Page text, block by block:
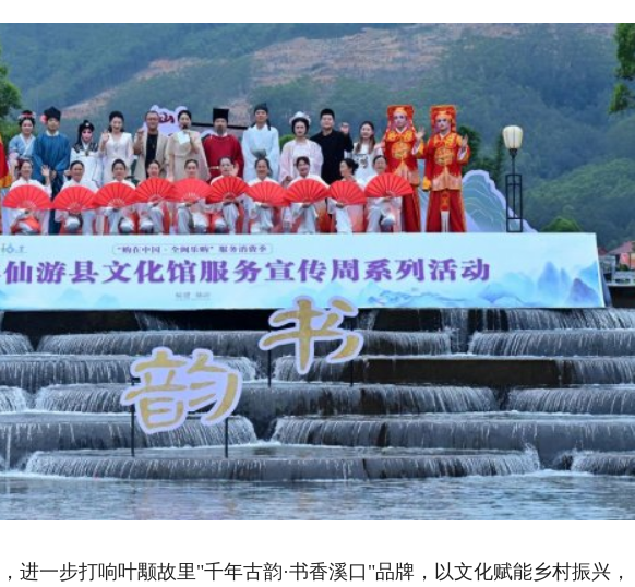
..
相关文章
湖南保靖县涂乍片区：百年“六月年”焕发新..
安徽涡阳：以正确政绩观指导驻村帮扶工作走..
常态帮扶不止步 实干笃行促振兴 ——河北..
锦旗载谢意•协作暖民心— “龙凤就业+”..
“乡村体育燃梦计划”篮球公益训练营在洛..
“河洛普法”大学生宣讲团：深耕基层，书写青..
清风拂蜀山 廉韵润童心——杭州职业技术..
联系我们 | 网站介绍 | 管理团队 | 欢迎投稿 | 杂志订阅 | 网站声明 | 海南海品专栏 |
乡村振兴局 主办：《中国乡村振兴》杂志社 版权所有：中国乡村振兴网
阳区太阳宫北街1号农业农村部太阳宫办公区12层 邮编：100028 投诉电话：
(010)59195820
证10120230004 丨 增值电信业务经营许可证京B2-20240091 丨广播电视节目制作